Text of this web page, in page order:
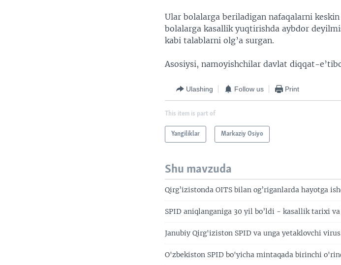
Ular bolalarga beriladigan nafaqalarni
bolalarga kasallik yuqtirishda aybdor
kabi talablarni olg’a surgan.
Asosiysi, namoyishchilar davlat diqqat-
Ulashing Follow us Print
This item is part of
Yangiliklar Markaziy Osiyo
Shu mavzuda
Qirg’izistonda OITS bilan og’riganlarda hayotga
SPID aniqlanganiga 30 yil bo’ldi - kasallik tarixi
Janubiy Qirg'iziston SPID va unga yetaklovchi
O'zbekiston SPID bo'yicha mintaqada birinchi